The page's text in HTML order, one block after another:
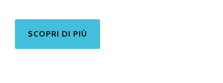
SCOPRI DI PIÙ